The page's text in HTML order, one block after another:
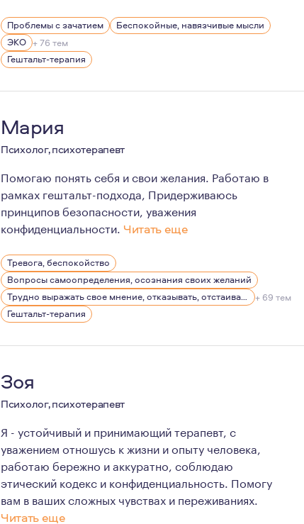
Мои мысли и убеждения:
- если вы решили найти психолога, первый шаг
- нет плохих и хороших чувств, все чувства важны;
- если выхода нет - это значит, что выход есть, но он
Мне 39 лет, я замужем и мама двух дочек - 9 и 3 лет.
В перинатальную тему я пришла из своего личного
Проблемы с зачатием
Беспокойные, навязчивые мысли
ЭКО + 76 тем
Гештальт-терапия
Мария
Психолог, психотерапевт
Помогаю понять себя и свои желания. Работаю в
рамках гештальт-подхода, Придерживаюсь
принципов безопасности, уважения
конфиденциальности. Читать еще
Много работала в бизнесе в качестве менеджера по
Пишу стихи.
Тревога, беспокойство
Вопросы самоопределения, осознания своих желаний
Трудно выражать свое мнение, отказывать, отстаивать себя
+ 69 тем
Гештальт-терапия
Зоя
Психолог, психотерапевт
Я - устойчивый и принимающий терапевт, с
уважением отношусь к жизни и опыту человека,
работаю бережно и аккуратно, соблюдаю
этический кодекс и конфиденциальность. Помогу
вам в ваших сложных чувствах и переживаниях.
Читать еще